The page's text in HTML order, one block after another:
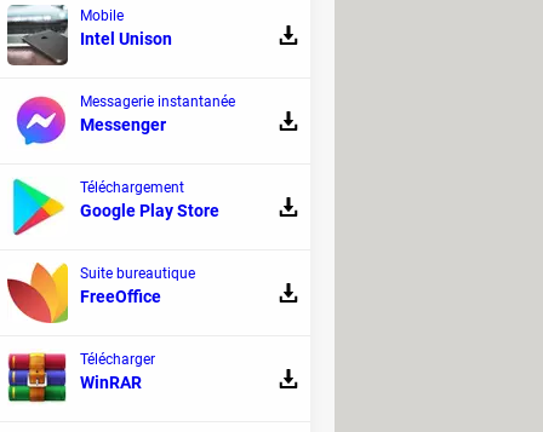
Mobile
Intel Unison
Messagerie instantanée
Messenger
Téléchargement
Google Play Store
Suite bureautique
FreeOffice
Télécharger
WinRAR